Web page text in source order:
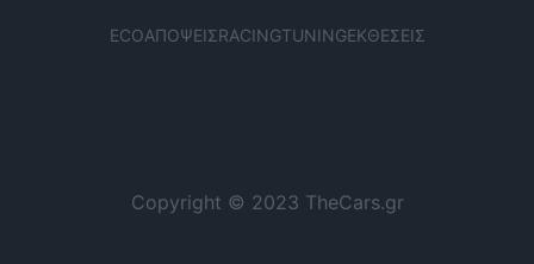
ECOΑΠΌΨΕΙΣRACINGTUNINGΕΚΘΈΣΕΙΣ
Copyright © 2023 TheCars.gr